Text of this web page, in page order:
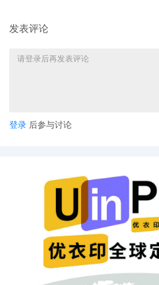
作出裁定。
法院批准TRO签发的同时，一般也会
TRO一经法院签发，原告律师即可依据
实践中，TRO禁令通常要求平台及机构
施，平台则会遵循法院指示在规定期限
额、暂停店铺运营、限制产品上架等措
后，平台会通知卖家冻结原因及法院命
TRO已生效执行。
（二）TRO期限（转PI禁令）
规则第65条第(b)(2)款规定，TRO期
发表评论
登录 后参与讨论